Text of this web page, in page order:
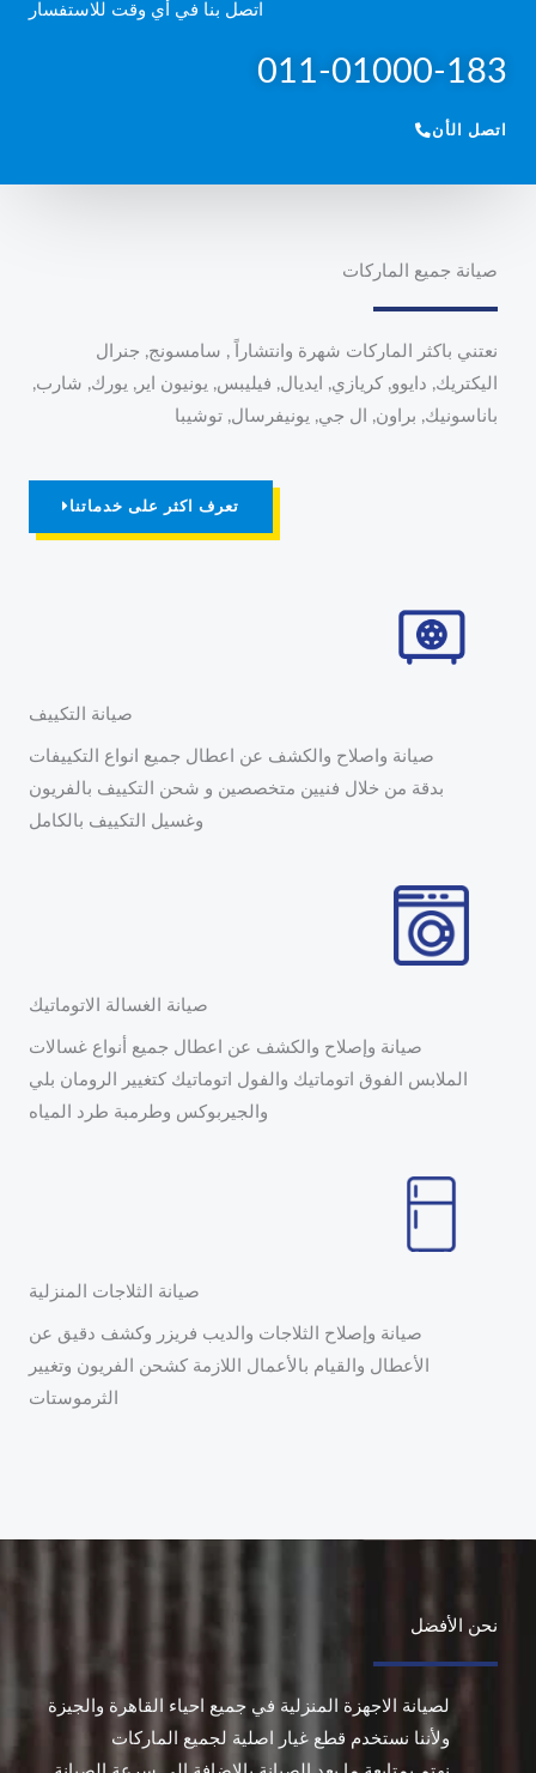
اتصل بنا في أي وقت للاستفسار
011-01000-183
اتصل الأن
صيانة جميع الماركات
نعتني باكثر الماركات شهرة وانتشاراً, سامسونج,جنرال
اليكتريك ,دايوو,كريازي ,ايديال,فيليبس,يونيون اير ,يورك ,شارب
باناسونيك,براون,ال جي,يونيفرسال,توشيبا
تعرف اكثر على خدماتنا
صيانة التكييف
صيانة واصلاح والكشف عن اعطال جميع انواع التكييفات
بدقة من خلال فنيين متخصصين و شحن التكييف بالفريون
وغسيل التكييف بالكامل
صيانة الغسالة الاتوماتيك
صيانة وإصلاح والكشف عن اعطال جميع أنواع غسالات
الملابس الفوق اتوماتيك والفول اتوماتيك كتغيير الرومان بلي
والجيربوكس وطرمبة طرد المياه
صيانة الثلاجات المنزلية
صيانة وإصلاح الثلاجات والديب فريزر وكشف دقيق عن
الأعطال والقيام بالأعمال اللازمة كشحن الفريون وتغيير
الثرموستات
نحن الأفضل
لصيانة الاجهزة المنزلية في جميع احياء القاهرة والجيزة
ولأننا نستخدم قطع غيار اصلية لجميع الماركات